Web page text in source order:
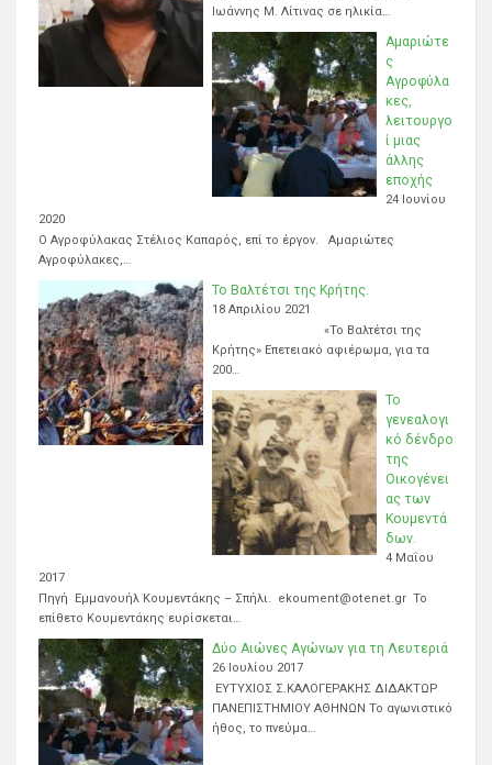
Ιωάννης Μ. Λίτινας σε ηλικία…
Αμαριώτε
ς
Αγροφύλα
κες,
λειτουργο
ί μιας
άλλης
εποχής
24 Ιουνίου
2020
Ο Αγροφύλακας Στέλιος Καπαρός, επί το έργον. Αμαριώτες
Αγροφύλακες,…
Το Βαλτέτσι της Κρήτης.
18 Απριλίου 2021
«Το Βαλτέτσι της
Κρήτης» Επετειακό αφιέρωμα, για τα
200…
Το
γενεαλογι
κό δένδρο
της
Οικογένει
ας των
Κουμεντά
δων.
4 Μαΐου
2017
Πηγή Εμμανουήλ Κουμεντάκης – Σπήλι. ekoument@otenet.gr Το
επίθετο Κουμεντάκης ευρίσκεται…
Δύο Αιώνες Αγώνων για τη Λευτεριά
26 Ιουλίου 2017
ΕΥΤΥΧΙΟΣ Σ.ΚΑΛΟΓΕΡΑΚΗΣ ΔΙΔΑΚΤΩΡ
ΠΑΝΕΠΙΣΤΗΜΙΟΥ ΑΘΗΝΩΝ Το αγωνιστικό
ήθος, το πνεύμα…